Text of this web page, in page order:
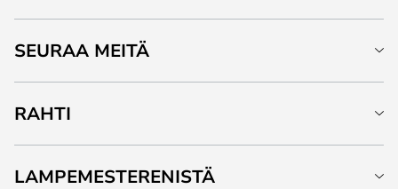
SEURAA MEITÄ
RAHTI
LAMPEMESTERENISTÄ